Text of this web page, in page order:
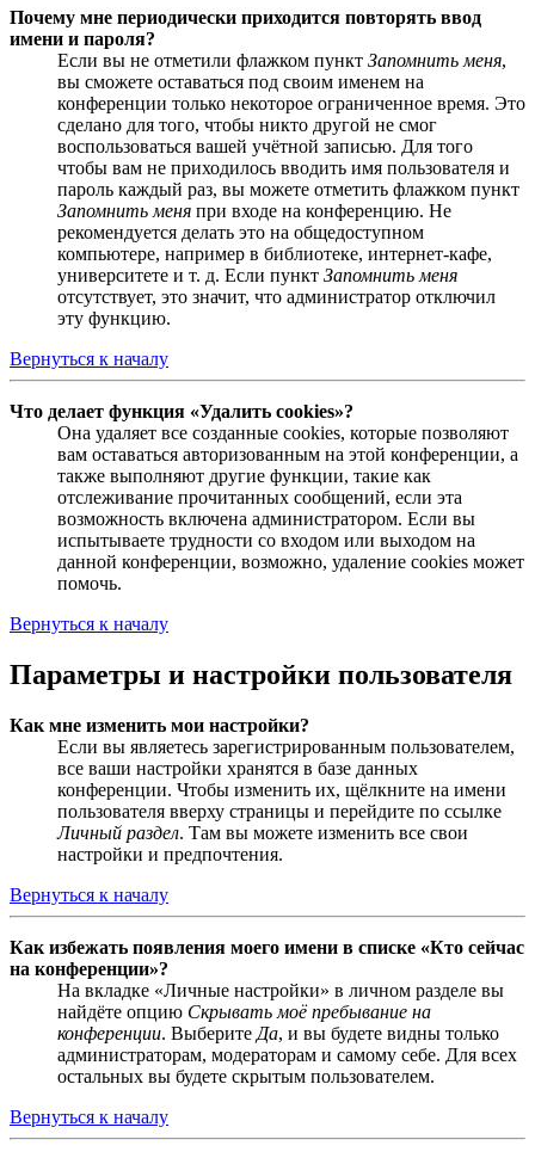
Почему мне периодически приходится повторять ввод
имени и пароля?
Если вы не отметили флажком пункт Запомнить меня,
вы сможете оставаться под своим именем на
конференции только некоторое ограниченное время. Это
сделано для того, чтобы никто другой не смог
воспользоваться вашей учётной записью. Для того
чтобы вам не приходилось вводить имя пользователя и
пароль каждый раз, вы можете отметить флажком пункт
Запомнить меня при входе на конференцию. Не
рекомендуется делать это на общедоступном
компьютере, например в библиотеке, интернет-кафе,
университете и т. д. Если пункт Запомнить меня
отсутствует, это значит, что администратор отключил
эту функцию.
Вернуться к началу
Что делает функция «Удалить cookies»?
Она удаляет все созданные cookies, которые позволяют
вам оставаться авторизованным на этой конференции, а
также выполняют другие функции, такие как
отслеживание прочитанных сообщений, если эта
возможность включена администратором. Если вы
испытываете трудности со входом или выходом на
данной конференции, возможно, удаление cookies может
помочь.
Вернуться к началу
Параметры и настройки пользователя
Как мне изменить мои настройки?
Если вы являетесь зарегистрированным пользователем,
все ваши настройки хранятся в базе данных
конференции. Чтобы изменить их, щёлкните на имени
пользователя вверху страницы и перейдите по ссылке
Личный раздел. Там вы можете изменить все свои
настройки и предпочтения.
Вернуться к началу
Как избежать появления моего имени в списке «Кто сейчас
на конференции»?
На вкладке «Личные настройки» в личном разделе вы
найдёте опцию Скрывать моё пребывание на
конференции. Выберите Да, и вы будете видны только
администраторам, модераторам и самому себе. Для всех
остальных вы будете скрытым пользователем.
Вернуться к началу